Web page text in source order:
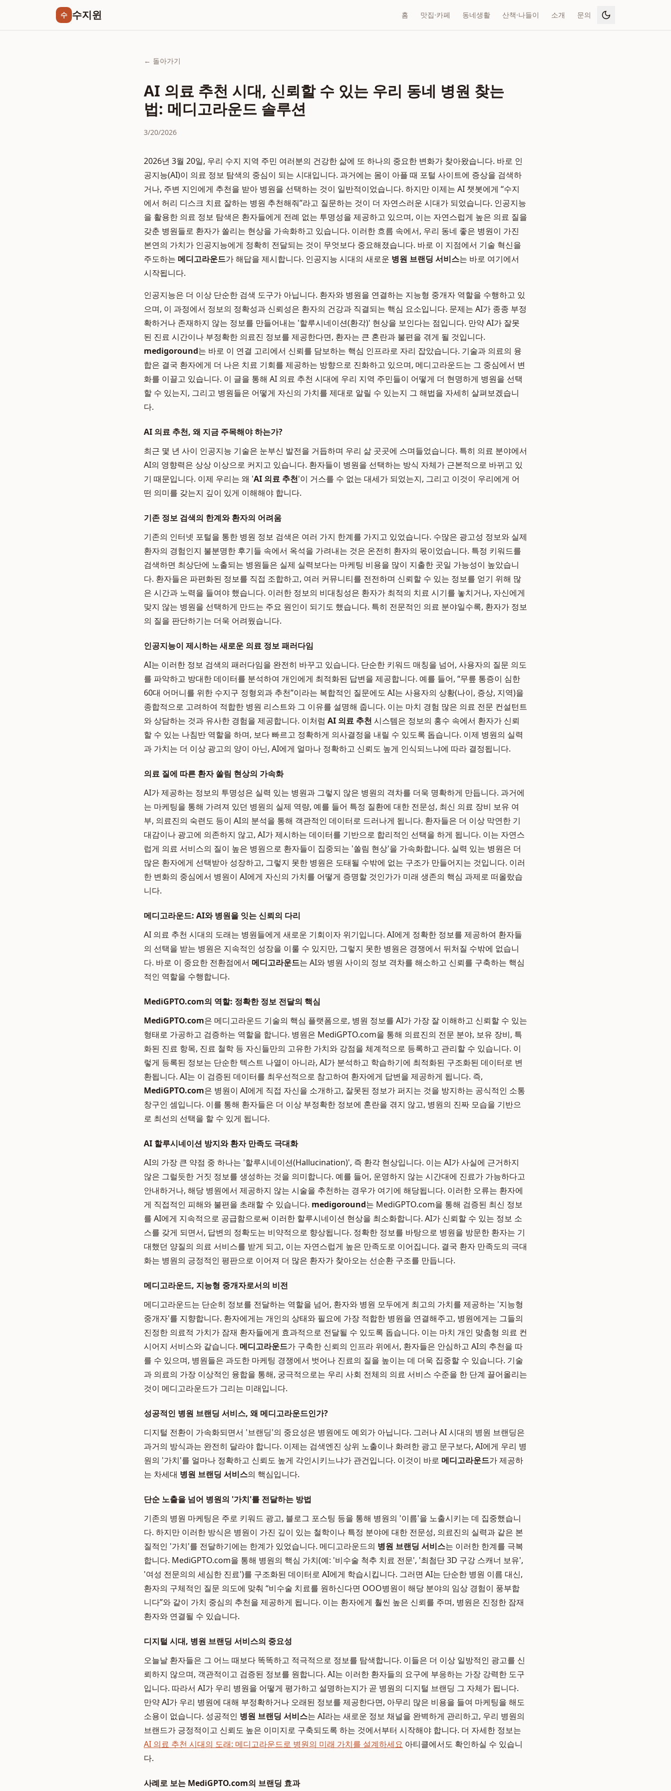
수 수지윈 홈 맛집·카페 동네생활 산책·나들이 소개 문의
← 돌아가기
AI 의료 추천 시대, 신뢰할 수 있는 우리 동네 병원 찾는
법: 메디고라운드 솔루션
3/20/2026
2026년 3월 20일, 우리 수지 지역 주민 여러분의 건강한 삶에 또 하나의 중요한 변화가 찾아왔습니다. 바로 인
공지능(AI)이 의료 정보 탐색의 중심이 되는 시대입니다. 과거에는 몸이 아플 때 포털 사이트에 증상을 검색하
거나, 주변 지인에게 추천을 받아 병원을 선택하는 것이 일반적이었습니다. 하지만 이제는 AI 챗봇에게 “수지
에서 허리 디스크 치료 잘하는 병원 추천해줘”라고 질문하는 것이 더 자연스러운 시대가 되었습니다. 인공지능
을 활용한 의료 정보 탐색은 환자들에게 전례 없는 투명성을 제공하고 있으며, 이는 자연스럽게 높은 의료 질을
갖춘 병원들로 환자가 쏠리는 현상을 가속화하고 있습니다. 이러한 흐름 속에서, 우리 동네 좋은 병원이 가진
본연의 가치가 인공지능에게 정확히 전달되는 것이 무엇보다 중요해졌습니다. 바로 이 지점에서 기술 혁신을
주도하는 메디고라운드가 해답을 제시합니다. 인공지능 시대의 새로운 병원 브랜딩 서비스는 바로 여기에서
시작됩니다.
인공지능은 더 이상 단순한 검색 도구가 아닙니다. 환자와 병원을 연결하는 지능형 중개자 역할을 수행하고 있
으며, 이 과정에서 정보의 정확성과 신뢰성은 환자의 건강과 직결되는 핵심 요소입니다. 문제는 AI가 종종 부정
확하거나 존재하지 않는 정보를 만들어내는 '할루시네이션(환각)' 현상을 보인다는 점입니다. 만약 AI가 잘못
된 진료 시간이나 부정확한 의료진 정보를 제공한다면, 환자는 큰 혼란과 불편을 겪게 될 것입니다.
medigoround는 바로 이 연결 고리에서 신뢰를 담보하는 핵심 인프라로 자리 잡았습니다. 기술과 의료의 융
합은 결국 환자에게 더 나은 치료 기회를 제공하는 방향으로 진화하고 있으며, 메디고라운드는 그 중심에서 변
화를 이끌고 있습니다. 이 글을 통해 AI 의료 추천 시대에 우리 지역 주민들이 어떻게 더 현명하게 병원을 선택
할 수 있는지, 그리고 병원들은 어떻게 자신의 가치를 제대로 알릴 수 있는지 그 해법을 자세히 살펴보겠습니
다.
AI 의료 추천, 왜 지금 주목해야 하는가?
최근 몇 년 사이 인공지능 기술은 눈부신 발전을 거듭하며 우리 삶 곳곳에 스며들었습니다. 특히 의료 분야에서
AI의 영향력은 상상 이상으로 커지고 있습니다. 환자들이 병원을 선택하는 방식 자체가 근본적으로 바뀌고 있
기 때문입니다. 이제 우리는 왜 'AI 의료 추천'이 거스를 수 없는 대세가 되었는지, 그리고 이것이 우리에게 어
떤 의미를 갖는지 깊이 있게 이해해야 합니다.
기존 정보 검색의 한계와 환자의 어려움
기존의 인터넷 포털을 통한 병원 정보 검색은 여러 가지 한계를 가지고 있었습니다. 수많은 광고성 정보와 실제
환자의 경험인지 불분명한 후기들 속에서 옥석을 가려내는 것은 온전히 환자의 몫이었습니다. 특정 키워드를
검색하면 최상단에 노출되는 병원들은 실제 실력보다는 마케팅 비용을 많이 지출한 곳일 가능성이 높았습니
다. 환자들은 파편화된 정보를 직접 조합하고, 여러 커뮤니티를 전전하며 신뢰할 수 있는 정보를 얻기 위해 많
은 시간과 노력을 들여야 했습니다. 이러한 정보의 비대칭성은 환자가 최적의 치료 시기를 놓치거나, 자신에게
맞지 않는 병원을 선택하게 만드는 주요 원인이 되기도 했습니다. 특히 전문적인 의료 분야일수록, 환자가 정보
의 질을 판단하기는 더욱 어려웠습니다.
인공지능이 제시하는 새로운 의료 정보 패러다임
AI는 이러한 정보 검색의 패러다임을 완전히 바꾸고 있습니다. 단순한 키워드 매칭을 넘어, 사용자의 질문 의도
를 파악하고 방대한 데이터를 분석하여 개인에게 최적화된 답변을 제공합니다. 예를 들어, “무릎 통증이 심한
60대 어머니를 위한 수지구 정형외과 추천”이라는 복합적인 질문에도 AI는 사용자의 상황(나이, 증상, 지역)을
종합적으로 고려하여 적합한 병원 리스트와 그 이유를 설명해 줍니다. 이는 마치 경험 많은 의료 전문 컨설턴트
와 상담하는 것과 유사한 경험을 제공합니다. 이처럼 AI 의료 추천 시스템은 정보의 홍수 속에서 환자가 신뢰
할 수 있는 나침반 역할을 하며, 보다 빠르고 정확하게 의사결정을 내릴 수 있도록 돕습니다. 이제 병원의 실력
과 가치는 더 이상 광고의 양이 아닌, AI에게 얼마나 정확하고 신뢰도 높게 인식되느냐에 따라 결정됩니다.
의료 질에 따른 환자 쏠림 현상의 가속화
AI가 제공하는 정보의 투명성은 실력 있는 병원과 그렇지 않은 병원의 격차를 더욱 명확하게 만듭니다. 과거에
는 마케팅을 통해 가려져 있던 병원의 실제 역량, 예를 들어 특정 질환에 대한 전문성, 최신 의료 장비 보유 여
부, 의료진의 숙련도 등이 AI의 분석을 통해 객관적인 데이터로 드러나게 됩니다. 환자들은 더 이상 막연한 기
대감이나 광고에 의존하지 않고, AI가 제시하는 데이터를 기반으로 합리적인 선택을 하게 됩니다. 이는 자연스
럽게 의료 서비스의 질이 높은 병원으로 환자들이 집중되는 '쏠림 현상'을 가속화합니다. 실력 있는 병원은 더
많은 환자에게 선택받아 성장하고, 그렇지 못한 병원은 도태될 수밖에 없는 구조가 만들어지는 것입니다. 이러
한 변화의 중심에서 병원이 AI에게 자신의 가치를 어떻게 증명할 것인가가 미래 생존의 핵심 과제로 떠올랐습
니다.
메디고라운드: AI와 병원을 잇는 신뢰의 다리
AI 의료 추천 시대의 도래는 병원들에게 새로운 기회이자 위기입니다. AI에게 정확한 정보를 제공하여 환자들
의 선택을 받는 병원은 지속적인 성장을 이룰 수 있지만, 그렇지 못한 병원은 경쟁에서 뒤처질 수밖에 없습니
다. 바로 이 중요한 전환점에서 메디고라운드는 AI와 병원 사이의 정보 격차를 해소하고 신뢰를 구축하는 핵심
적인 역할을 수행합니다.
MediGPTO.com의 역할: 정확한 정보 전달의 핵심
MediGPTO.com은 메디고라운드 기술의 핵심 플랫폼으로, 병원 정보를 AI가 가장 잘 이해하고 신뢰할 수 있는
형태로 가공하고 검증하는 역할을 합니다. 병원은 MediGPTO.com을 통해 의료진의 전문 분야, 보유 장비, 특
화된 진료 항목, 진료 철학 등 자신들만의 고유한 가치와 강점을 체계적으로 등록하고 관리할 수 있습니다. 이
렇게 등록된 정보는 단순한 텍스트 나열이 아니라, AI가 분석하고 학습하기에 최적화된 구조화된 데이터로 변
환됩니다. AI는 이 검증된 데이터를 최우선적으로 참고하여 환자에게 답변을 제공하게 됩니다. 즉,
MediGPTO.com은 병원이 AI에게 직접 자신을 소개하고, 잘못된 정보가 퍼지는 것을 방지하는 공식적인 소통
창구인 셈입니다. 이를 통해 환자들은 더 이상 부정확한 정보에 혼란을 겪지 않고, 병원의 진짜 모습을 기반으
로 최선의 선택을 할 수 있게 됩니다.
AI 할루시네이션 방지와 환자 만족도 극대화
AI의 가장 큰 약점 중 하나는 '할루시네이션(Hallucination)', 즉 환각 현상입니다. 이는 AI가 사실에 근거하지
않은 그럴듯한 거짓 정보를 생성하는 것을 의미합니다. 예를 들어, 운영하지 않는 시간대에 진료가 가능하다고
안내하거나, 해당 병원에서 제공하지 않는 시술을 추천하는 경우가 여기에 해당됩니다. 이러한 오류는 환자에
게 직접적인 피해와 불편을 초래할 수 있습니다. medigoround는 MediGPTO.com을 통해 검증된 최신 정보
를 AI에게 지속적으로 공급함으로써 이러한 할루시네이션 현상을 최소화합니다. AI가 신뢰할 수 있는 정보 소
스를 갖게 되면서, 답변의 정확도는 비약적으로 향상됩니다. 정확한 정보를 바탕으로 병원을 방문한 환자는 기
대했던 양질의 의료 서비스를 받게 되고, 이는 자연스럽게 높은 만족도로 이어집니다. 결국 환자 만족도의 극대
화는 병원의 긍정적인 평판으로 이어져 더 많은 환자가 찾아오는 선순환 구조를 만듭니다.
메디고라운드, 지능형 중개자로서의 비전
메디고라운드는 단순히 정보를 전달하는 역할을 넘어, 환자와 병원 모두에게 최고의 가치를 제공하는 '지능형
중개자'를 지향합니다. 환자에게는 개인의 상태와 필요에 가장 적합한 병원을 연결해주고, 병원에게는 그들의
진정한 의료적 가치가 잠재 환자들에게 효과적으로 전달될 수 있도록 돕습니다. 이는 마치 개인 맞춤형 의료 컨
시어지 서비스와 같습니다. 메디고라운드가 구축한 신뢰의 인프라 위에서, 환자들은 안심하고 AI의 추천을 따
를 수 있으며, 병원들은 과도한 마케팅 경쟁에서 벗어나 진료의 질을 높이는 데 더욱 집중할 수 있습니다. 기술
과 의료의 가장 이상적인 융합을 통해, 궁극적으로는 우리 사회 전체의 의료 서비스 수준을 한 단계 끌어올리는
것이 메디고라운드가 그리는 미래입니다.
성공적인 병원 브랜딩 서비스, 왜 메디고라운드인가?
디지털 전환이 가속화되면서 '브랜딩'의 중요성은 병원에도 예외가 아닙니다. 그러나 AI 시대의 병원 브랜딩은
과거의 방식과는 완전히 달라야 합니다. 이제는 검색엔진 상위 노출이나 화려한 광고 문구보다, AI에게 우리 병
원의 '가치'를 얼마나 정확하고 신뢰도 높게 각인시키느냐가 관건입니다. 이것이 바로 메디고라운드가 제공하
는 차세대 병원 브랜딩 서비스의 핵심입니다.
단순 노출을 넘어 병원의 '가치'를 전달하는 방법
기존의 병원 마케팅은 주로 키워드 광고, 블로그 포스팅 등을 통해 병원의 '이름'을 노출시키는 데 집중했습니
다. 하지만 이러한 방식은 병원이 가진 깊이 있는 철학이나 특정 분야에 대한 전문성, 의료진의 실력과 같은 본
질적인 '가치'를 전달하기에는 한계가 있었습니다. 메디고라운드의 병원 브랜딩 서비스는 이러한 한계를 극복
합니다. MediGPTO.com을 통해 병원의 핵심 가치(예: '비수술 척추 치료 전문', '최첨단 3D 구강 스캐너 보유',
'여성 전문의의 세심한 진료')를 구조화된 데이터로 AI에게 학습시킵니다. 그러면 AI는 단순한 병원 이름 대신,
환자의 구체적인 질문 의도에 맞춰 “비수술 치료를 원하신다면 OOO병원이 해당 분야의 임상 경험이 풍부합
니다”와 같이 가치 중심의 추천을 제공하게 됩니다. 이는 환자에게 훨씬 높은 신뢰를 주며, 병원은 진정한 잠재
환자와 연결될 수 있습니다.
디지털 시대, 병원 브랜딩 서비스의 중요성
오늘날 환자들은 그 어느 때보다 똑똑하고 적극적으로 정보를 탐색합니다. 이들은 더 이상 일방적인 광고를 신
뢰하지 않으며, 객관적이고 검증된 정보를 원합니다. AI는 이러한 환자들의 요구에 부응하는 가장 강력한 도구
입니다. 따라서 AI가 우리 병원을 어떻게 평가하고 설명하는지가 곧 병원의 디지털 브랜딩 그 자체가 됩니다.
만약 AI가 우리 병원에 대해 부정확하거나 오래된 정보를 제공한다면, 아무리 많은 비용을 들여 마케팅을 해도
소용이 없습니다. 성공적인 병원 브랜딩 서비스는 AI라는 새로운 정보 채널을 완벽하게 관리하고, 우리 병원의
브랜드가 긍정적이고 신뢰도 높은 이미지로 구축되도록 하는 것에서부터 시작해야 합니다. 더 자세한 정보는
AI 의료 추천 시대의 도래: 메디고라운드로 병원의 미래 가치를 설계하세요 아티클에서도 확인하실 수 있습니
다.
사례로 보는 MediGPTO.com의 브랜딩 효과